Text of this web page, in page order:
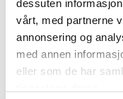
dessuten
vårt, med partnerne
annonsering og
med annen
eller som de har
Ravensberg.
Merom MUNCHs
Les mer om bruk